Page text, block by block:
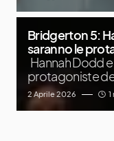
Bridgerton 5:
saranno le
Hannah Dodd
protagoniste
2 Aprile 2026 1